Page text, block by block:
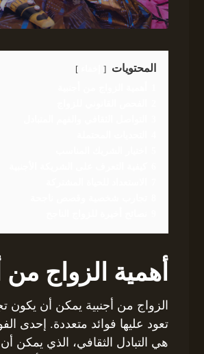
المحتويات
أهمية الزواج من
الزواج من أجنبية يمكن أن يكون
تعود عليها فوائد متعددة. إحدى
هي التبادل الثقافي، الذي يمكن